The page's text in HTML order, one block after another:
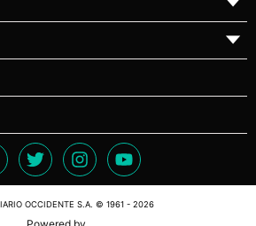
▼
OCCIDENTE S.A. © 1961 - 2026